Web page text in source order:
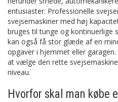
entusiaster. Professionelle
svejsemaskiner med høj
bruges til tunge og kontinuerlige
kan også få stor glæde af en
opgaver i hjemmet eller
at vælge den rette
niveau.
Hvorfor skal man købe